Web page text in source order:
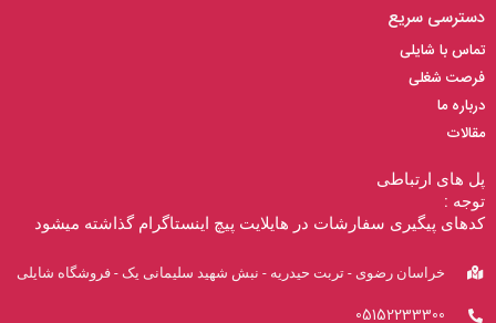
دسترسی سریع
تماس با شایلی
فرصت شغلی
درباره ما
مقالات
پل های ارتباطی
توجه :
کدهای پیگیری سفارشات در هایلایت پیچ اینستاگرام گذاشته میشود
خراسان رضوی - تربت حیدریه - نبش شهید سلیمانی یک - فروشگاه شایلی
05152233300